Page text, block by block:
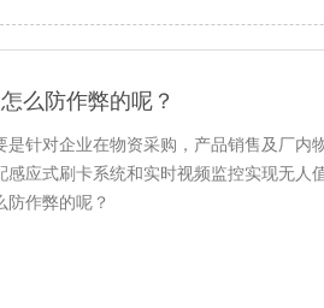
么防作弊的呢？
是针对企业在物资采购，产品销售及厂内
感应式刷卡系统和实时视频监控实现无人
防作弊的呢？